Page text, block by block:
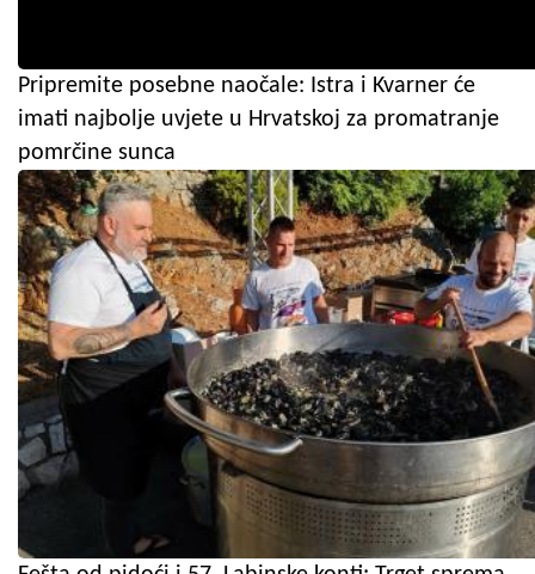
Pripremite posebne naočale: Istra i Kvarner će
imati najbolje uvjete u Hrvatskoj za promatranje
pomrčine sunca